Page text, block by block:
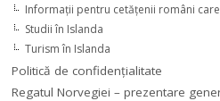
Informaţii pentru cetăţenii români
Studii în Islanda
Turism în Islanda
Politică de confidențialitate
Regatul Norvegiei – prezentare